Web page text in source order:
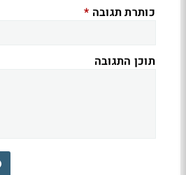
כותרת תגובה *
תוכן התגובה